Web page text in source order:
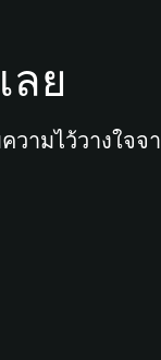
ลย
ามไว้วางใจ